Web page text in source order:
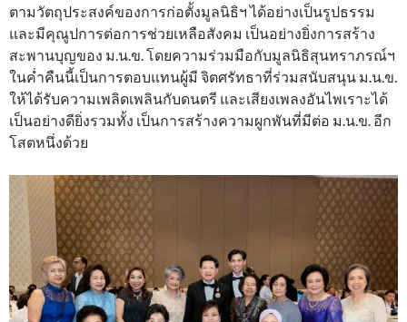
ตามวัตถุประสงค์ของการก่อตั้งมูลนิธิฯ ได้อย่างเป็นรูปธรรม
และมีคุณูปการต่อการช่วยเหลือสังคม เป็นอย่างยิ่งการสร้าง
สะพานบุญของ ม.น.ข. โดยความร่วมมือกับมูลนิธิสุนทราภรณ์ฯ
ในค่ำคืนนี้เป็นการตอบแทนผู้มี จิตศรัทธาที่ร่วมสนับสนุน ม.น.ข.
ให้ได้รับความเพลิดเพลินกับดนตรี และเสียงเพลงอันไพเราะได้
เป็นอย่างดียิ่งรวมทั้ง เป็นการสร้างความผูกพันที่มีต่อ ม.น.ข. อีก
โสตหนึ่งด้วย